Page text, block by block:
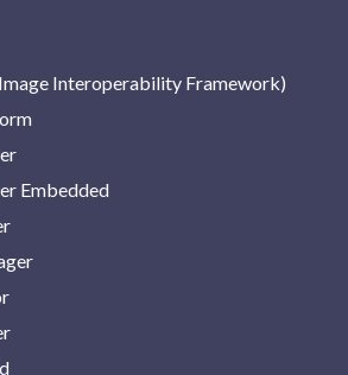
Interoperability Framework)
Embedded